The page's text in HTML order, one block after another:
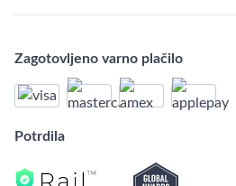
Zagotovljeno varno plačilo
Potrdila